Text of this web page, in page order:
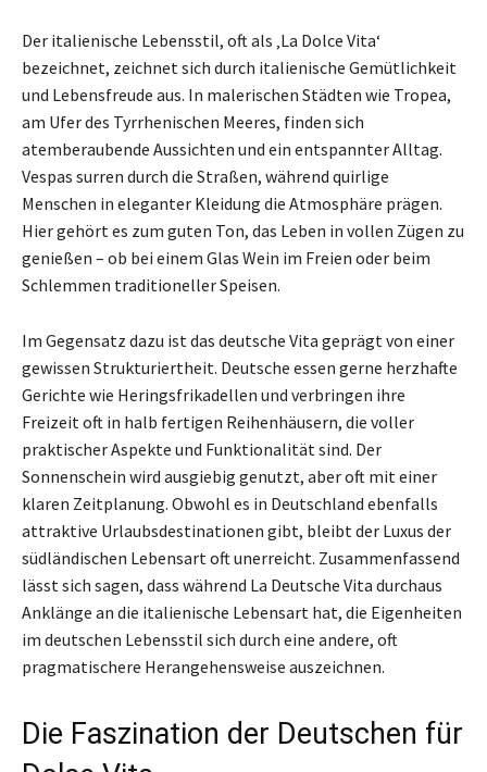
Der italienische Lebensstil, oft als ‚La Dolce Vita‘
bezeichnet, zeichnet sich durch italienische Gemütlichkeit
und Lebensfreude aus. In malerischen Städten wie Tropea,
am Ufer des Tyrrhenischen Meeres, finden sich
atemberaubende Aussichten und ein entspannter Alltag.
Vespas surren durch die Straßen, während quirlige
Menschen in eleganter Kleidung die Atmosphäre prägen.
Hier gehört es zum guten Ton, das Leben in vollen Zügen zu
genießen – ob bei einem Glas Wein im Freien oder beim
Schlemmen traditioneller Speisen.
Im Gegensatz dazu ist das deutsche Vita geprägt von einer
gewissen Strukturiertheit. Deutsche essen gerne herzhafte
Gerichte wie Heringsfrikadellen und verbringen ihre
Freizeit oft in halb fertigen Reihenhäusern, die voller
praktischer Aspekte und Funktionalität sind. Der
Sonnenschein wird ausgiebig genutzt, aber oft mit einer
klaren Zeitplanung. Obwohl es in Deutschland ebenfalls
attraktive Urlaubsdestinationen gibt, bleibt der Luxus der
südländischen Lebensart oft unerreicht. Zusammenfassend
lässt sich sagen, dass während La Deutsche Vita durchaus
Anklänge an die italienische Lebensart hat, die Eigenheiten
im deutschen Lebensstil sich durch eine andere, oft
pragmatischere Herangehensweise auszeichnen.
Die Faszination der Deutschen für